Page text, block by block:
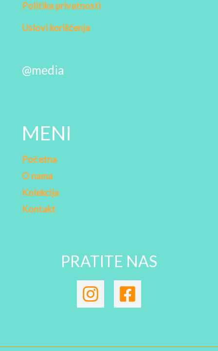
Politika privatnosti
Uslovi korišćenja
@media
MENI
Početna
O nama
Kolekcija
Kontakt
PRATITE NAS